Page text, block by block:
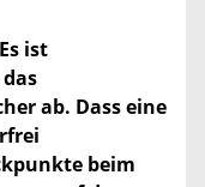
ist
ab. Dass eine
beim